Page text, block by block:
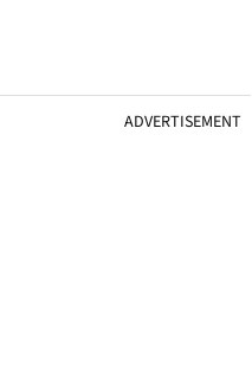
ADVERTISEMENT